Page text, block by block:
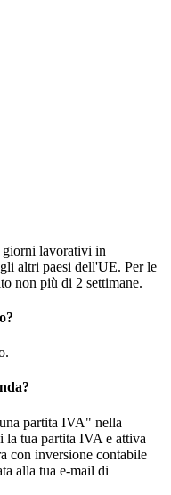
giorni lavorativi in
altri paesi dell'UE. Per le
non più di 2 settimane.
partita IVA" nella
la tua partita IVA e attiva
con inversione contabile
alla tua e-mail di